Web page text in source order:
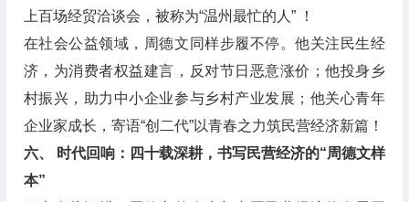
上百场经贸洽谈会，被称为“温州最忙的人” ！
在社会公益领域，周德文同样步履不停。他关注民生经
济，为消费者权益建言，反对节日恶意涨价；他投身乡
村振兴，助力中小企业参与乡村产业发展；他关心青年
企业家成长，寄语“创二代”以青春之力筑民营经济新篇！
六、 时代回响：四十载深耕，书写民营经济的“周德文样
本”